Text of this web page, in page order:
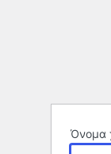
Όνομα